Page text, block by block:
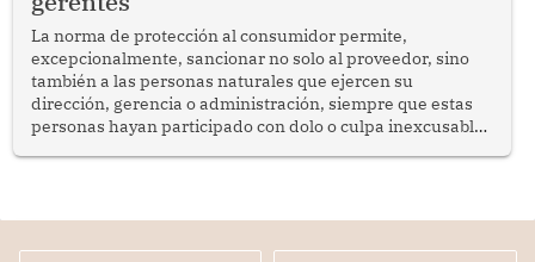
La norma de protección al consumidor permite,
excepcionalmente, sancionar no solo al proveedor, sino
también a las personas naturales que ejercen su
dirección, gerencia o administración, siempre que estas
personas hayan participado con dolo o culpa inexcusable
por la frustrada realización de un meet and greet con